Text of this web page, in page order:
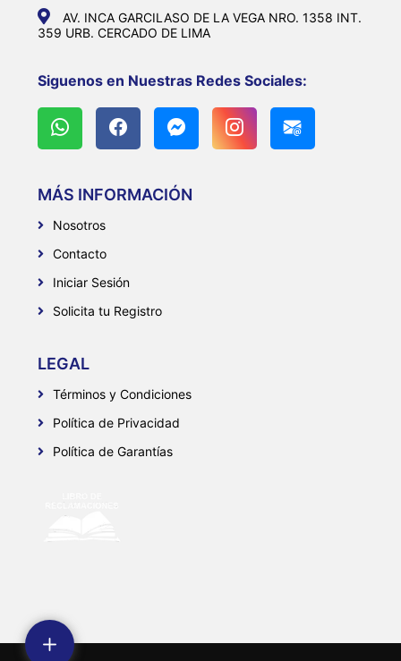
AV. INCA GARCILASO DE LA VEGA NRO. 1358 INT.
359 URB. CERCADO DE LIMA
Siguenos en Nuestras Redes Sociales:
MÁS INFORMACIÓN
Nosotros
Contacto
Iniciar Sesión
Solicita tu Registro
LEGAL
Términos y Condiciones
Política de Privacidad
Política de Garantías